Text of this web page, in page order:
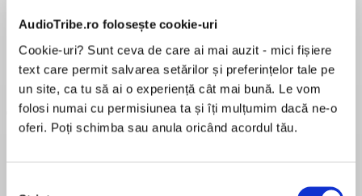
AudioTribe.ro folosește cookie-uri
Cookie-uri? Sunt ceva de care ai mai auzit - mici fișiere
text care permit salvarea setărilor și preferințelor tale pe
un site, ca tu să ai o experiență cât mai bună. Le vom
folosi numai cu permisiunea ta și îți mulțumim dacă ne-o
oferi. Poți schimba sau anula oricând acordul tău.
Pădurea norvegiană
Haruki Murakami
Hamnet
Maggie O'Farrell
Menajera
Freida McFadden